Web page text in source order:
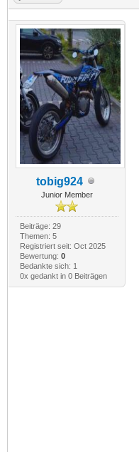
tobig924
Junior Member
Beiträge: 29
Themen: 5
Registriert seit: Oct 2025
Bewertung: 0
Bedankte sich: 1
0x gedankt in 0 Beiträgen